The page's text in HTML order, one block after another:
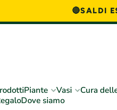
🔴SALDI
Piante Vasi Cura
Dove siamo